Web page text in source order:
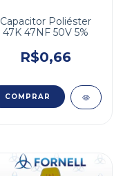
Capacitor Poliéster
47K 47NF 50V 5%
R$0,66